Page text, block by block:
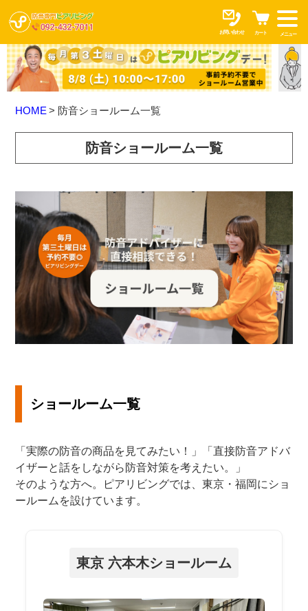
お問い合わせ カート メニュー
HOME 防音ショールーム一覧
防音ショールーム一覧
ショールーム一覧
「実際の防音の商品を見てみたい！」「直接防音アドバ
イザーと話をしながら防音対策を考えたい。」
そのような方へ。ピアリビングでは、東京・福岡にショ
ールームを設けています。
東京 六本木ショールーム